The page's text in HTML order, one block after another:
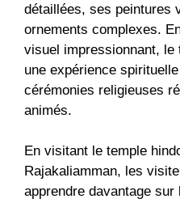
détaillées, ses peintures
ornements complexes.
visuel impressionnant, le
une expérience
cérémonies religieuses
animés.
En visitant le temple
Rajakaliamman, les
apprendre davantage